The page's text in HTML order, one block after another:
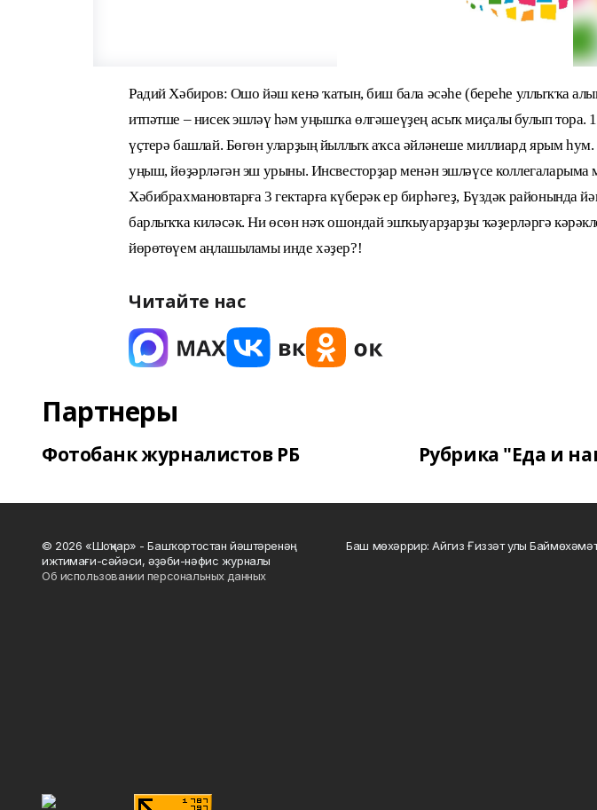
Радий Хәбиров: Ошо йәш кенә ҡатын, биш бала әсәһе (береһе уллыҡҡа
итпәтше – нисек эшләү һәм уңышҡа өлгәшеүҙең асыҡ миҫалы булып тора.
үҫтерә башлай. Бөгөн уларҙың йыллыҡ аҡса әйләнеше миллиард ярым
уңыш, йөҙәрләгән эш урыны. Инсвесторҙар менән эшләүсе коллегаларыма
Хәбибрахмановтарға 3 гектарға күберәк ер бирһәгеҙ, Бүздәк районында
барлыҡҡа киләсәк. Ни өсөн нәҡ ошондай эшҡыуарҙарҙы ҡәҙерләргә
йөрөтөүем аңлашыламы инде хәҙер?!
Читайте нас
Партнеры
Фотобанк журналистов РБ Рубрика "Еда и
© 2026 «Шоңҡар» - Башҡортостан йәштәренәң
ижтимағи-сәйәси, әҙәби-нәфис журналы
Об использовании персональных данных
Баш мөхәррир: Айгиз Ғиззәт улы